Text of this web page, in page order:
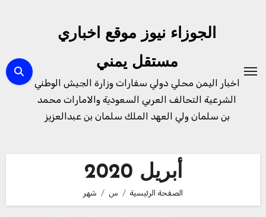
الجوزاء نيوز موقع اخباري
مستقل يمني
اخبار اليمن محلي دولي سفارات وزارة الجيش الوطني
الشرعية التحالف العربي السعودية والامارات محمد
بن سلمان ولي العهد الملك سلمان بن عبدالعزيز
أبريل 2020
الصفحة الرئيسية س شهر